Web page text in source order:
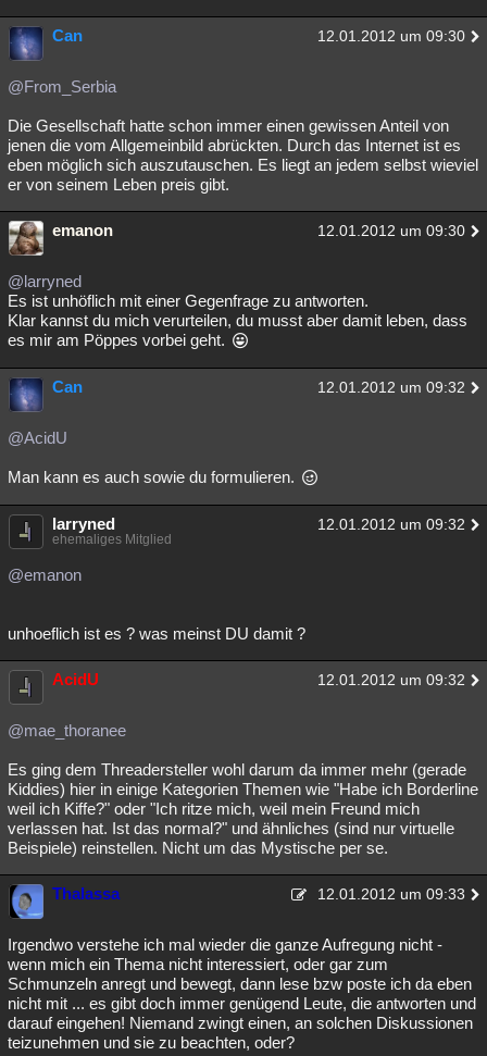
Can 12.01.2012 um 09:30
@From_Serbia
Die Gesellschaft hatte schon immer einen gewissen Anteil von
jenen die vom Allgemeinbild abrückten. Durch das Internet ist es
eben möglich sich auszutauschen. Es liegt an jedem selbst wieviel
er von seinem Leben preis gibt.
emanon 12.01.2012 um 09:30
@larryned
Es ist unhöflich mit einer Gegenfrage zu antworten.
Klar kannst du mich verurteilen, du musst aber damit leben, dass
es mir am Pöppes vorbei geht.
Can 12.01.2012 um 09:32
@AcidU
Man kann es auch sowie du formulieren.
larryned 12.01.2012 um 09:32
ehemaliges Mitglied
@emanon
unhoeflich ist es ? was meinst DU damit ?
AcidU 12.01.2012 um 09:32
@mae_thoranee
Es ging dem Threadersteller wohl darum da immer mehr (gerade
Kiddies) hier in einige Kategorien Themen wie "Habe ich Borderline
weil ich Kiffe?" oder "Ich ritze mich, weil mein Freund mich
verlassen hat. Ist das normal?" und ähnliches (sind nur virtuelle
Beispiele) reinstellen. Nicht um das Mystische per se.
Thalassa 12.01.2012 um 09:33
Irgendwo verstehe ich mal wieder die ganze Aufregung nicht -
wenn mich ein Thema nicht interessiert, oder gar zum
Schmunzeln anregt und bewegt, dann lese bzw poste ich da eben
nicht mit ... es gibt doch immer genügend Leute, die antworten und
darauf eingehen! Niemand zwingt einen, an solchen Diskussionen
teizunehmen und sie zu beachten, oder?